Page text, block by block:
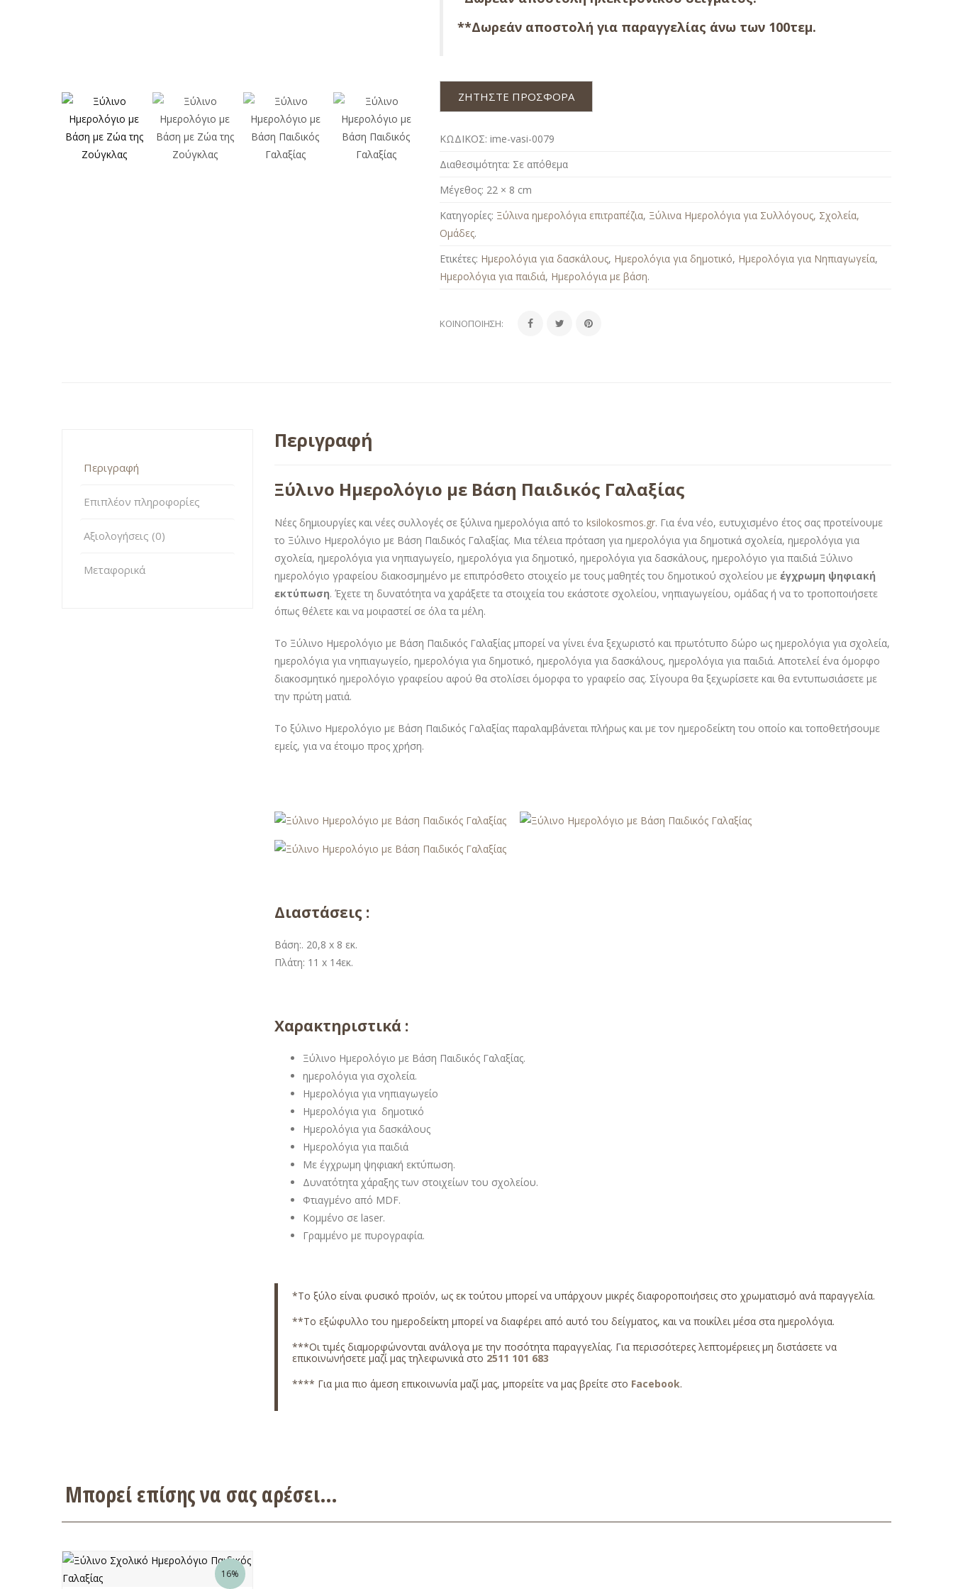
**Δωρεάν αποστολή για παραγγελίας άνω των 100τεμ.
ΖΗΤΗΣΤΕ ΠΡΟΣΦΟΡΑ
ΚΩΔΙΚΟΣ: ime-vasi-0079
Διαθεσιμότητα: Σε απόθεμα
Μέγεθος: 22 × 8 cm
Κατηγορίες: Ξύλινα ημερολόγια επιτραπέζια, Ξύλινα Ημερολόγια για Συλλόγους, Σχολεία,
Ομάδες.
Ετικέτες: Ημερολόγια για δασκάλους, Ημερολόγια για δημοτικό, Ημερολόγια για Νηπιαγωγεία,
Ημερολόγια για παιδιά, Ημερολόγια με βάση.
ΚΟΙΝΟΠΟΊΗΣΗ:
Περιγραφή
Επιπλέον πληροφορίες
Αξιολογήσεις (0)
Μεταφορικά
Περιγραφή
Ξύλινο Ημερολόγιο με Βάση Παιδικός Γαλαξίας
Νέες δημιουργίες και νέες συλλογές σε ξύλινα ημερολόγια από το ksilokosmos.gr. Για ένα νέο, ευτυχισμένο έτος σας προτείνουμε
το Ξύλινο Ημερολόγιο με Βάση Παιδικός Γαλαξίας. Μια τέλεια πρόταση για ημερολόγια για δημοτικά σχολεία, ημερολόγια για
σχολεία, ημερολόγια για νηπιαγωγείο, ημερολόγια για δημοτικό, ημερολόγια για δασκάλους, ημερολόγιο για παιδιά Ξύλινο
ημερολόγιο γραφείου διακοσμημένο με επιπρόσθετο στοιχείο με τους μαθητές του δημοτικού σχολείου με έγχρωμη ψηφιακή
εκτύπωση. Έχετε τη δυνατότητα να χαράξετε τα στοιχεία του εκάστοτε σχολείου, νηπιαγωγείου, ομάδας ή να το τροποποιήσετε
όπως θέλετε και να μοιραστεί σε όλα τα μέλη.
Το Ξύλινο Ημερολόγιο με Βάση Παιδικός Γαλαξίας μπορεί να γίνει ένα ξεχωριστό και πρωτότυπο δώρο ως ημερολόγια για σχολεία,
ημερολόγια για νηπιαγωγείο, ημερολόγια για δημοτικό, ημερολόγια για δασκάλους, ημερολόγια για παιδιά. Αποτελεί ένα όμορφο
διακοσμητικό ημερολόγιο γραφείου αφού θα στολίσει όμορφα το γραφείο σας. Σίγουρα θα ξεχωρίσετε και θα εντυπωσιάσετε με
την πρώτη ματιά.
Το ξύλινο Ημερολόγιο με Βάση Παιδικός Γαλαξίας παραλαμβάνεται πλήρως και με τον ημεροδείκτη του οποίο και τοποθετήσουμε
εμείς, για να έτοιμο προς χρήση.
Διαστάσεις :
Βάση:. 20,8 x 8 εκ.
Πλάτη: 11 x 14εκ.
Χαρακτηριστικά :
Ξύλινο Ημερολόγιο με Βάση Παιδικός Γαλαξίας.
ημερολόγια για σχολεία.
Ημερολόγια για νηπιαγωγείο
Ημερολόγια για δημοτικό
Ημερολόγια για δασκάλους
Ημερολόγια για παιδιά
Με έγχρωμη ψηφιακή εκτύπωση.
Δυνατότητα χάραξης των στοιχείων του σχολείου.
Φτιαγμένο από MDF.
Κομμένο σε laser.
Γραμμένο με πυρογραφία.
*Το ξύλο είναι φυσικό προϊόν, ως εκ τούτου μπορεί να υπάρχουν μικρές διαφοροποιήσεις στο χρωματισμό ανά παραγγελία.
**Το εξώφυλλο του ημεροδείκτη μπορεί να διαφέρει από αυτό του δείγματος, και να ποικίλει μέσα στα ημερολόγια.
***Οι τιμές διαμορφώνονται ανάλογα με την ποσότητα παραγγελίας. Για περισσότερες λεπτομέρειες μη διστάσετε να
επικοινωνήσετε μαζί μας τηλεφωνικά στο 2511 101 683
**** Για μια πιο άμεση επικοινωνία μαζί μας, μπορείτε να μας βρείτε στο Facebook.
Μπορεί επίσης να σας αρέσει…
16%